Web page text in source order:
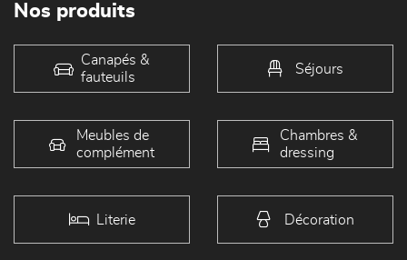
Nos produits
Canapés &
fauteuils
Séjours
Meubles de
complément
Chambres &
dressing
Literie Décoration